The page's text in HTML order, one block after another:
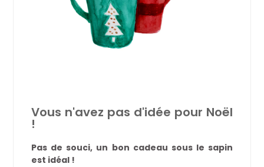
Vous n'avez pas d'idée pour Noël
!
Pas de souci, un bon cadeau sous le sapin
est idéal !